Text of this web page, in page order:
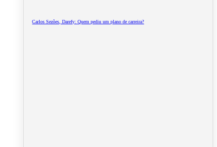
Carlos Sezões, Darefy: Quem pediu um plano de carreira?